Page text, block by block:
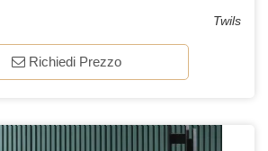
Twils
Richiedi Prezzo